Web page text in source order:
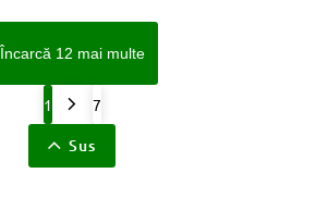
Încarcă 12 mai multe
1 7
Sus